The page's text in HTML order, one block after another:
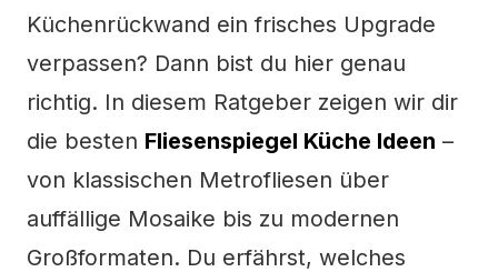
Küchenrückwand ein frisches Upgrade
verpassen? Dann bist du hier genau
richtig. In diesem Ratgeber zeigen wir dir
die besten Fliesenspiegel Küche Ideen –
von klassischen Metrofliesen über
auffällige Mosaike bis zu modernen
Großformaten. Du erfährst, welches